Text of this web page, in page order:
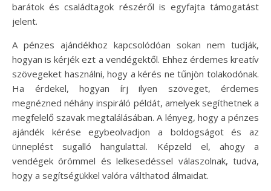
barátok és családtagok részéről is egyfajta támogatást
jelent.
A pénzes ajándékhoz kapcsolódóan sokan nem tudják,
hogyan is kérjék ezt a vendégektől. Ehhez érdemes kreatív
szövegeket használni, hogy a kérés ne tűnjön tolakodónak.
Ha érdekel, hogyan írj ilyen szöveget, érdemes
megnézned néhány inspiráló példát, amelyek segíthetnek a
megfelelő szavak megtalálásában. A lényeg, hogy a pénzes
ajándék kérése egybeolvadjon a boldogságot és az
ünneplést sugalló hangulattal. Képzeld el, ahogy a
vendégek örömmel és lelkesedéssel válaszolnak, tudva,
hogy a segítségükkel valóra válthatod álmaidat.